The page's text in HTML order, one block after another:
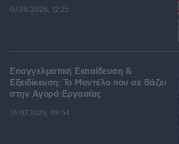
07.08.2026, 12:25
Επαγγελματική Εκπαίδευση &
Εξειδίκευση: Το Mοντέλο που σε Bάζει
στην Aγορά Eργασίας
26.07.2026, 09:54